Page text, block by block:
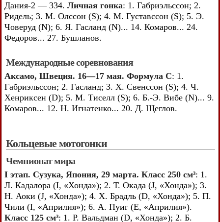
Дания-2 — 334. Личная гонка: 1. Габриэльссон; 2.
Ридель; 3. М. Олссон (S); 4. М. Густавссон (S); 5. Э.
Човеруд (N); 6. Я. Гасланд (N)... 14. Комаров... 24.
Федоров... 27. Бушланов.
Международные соревнования
Аксамо, Швеция. 16—17 мая. Формула С: 1.
Габриэльссон; 2. Гасланд; 3. X. Свенссон (S); 4. Ч.
Хенриксен (D); 5. М. Тиселл (S); 6. Б.-Э. Вибе (N)... 9.
Комаров... 12. Н. Игнатенко... 20. Д. Щеглов.
Кольцевые мотогонки
Чемпионат мира
I этап. Сузука, Япония, 29 марта. Класс 250 см³: 1.
Л. Кадалора (I, «Хонда»); 2. Т. Окада (J, «Хонда»); 3.
Н. Аоки (J, «Хонда»); 4. X. Брадль (D, «Хонда»); 5. П.
Чили (I, «Априлия»); 6. А. Пуиг (E, «Априлия»).
Класс 125 см³: 1. Р. Вальдман (D, «Хонда»); 2. Б.